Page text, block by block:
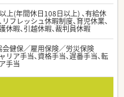
上(年間休日108日以上) 、有給休
リフレッシュ休暇制度、育児休業、
休暇、引越休暇、裁判員休暇
健保／雇用保険／労災保険
リア手当、資格手当、遅番手当、転
手当